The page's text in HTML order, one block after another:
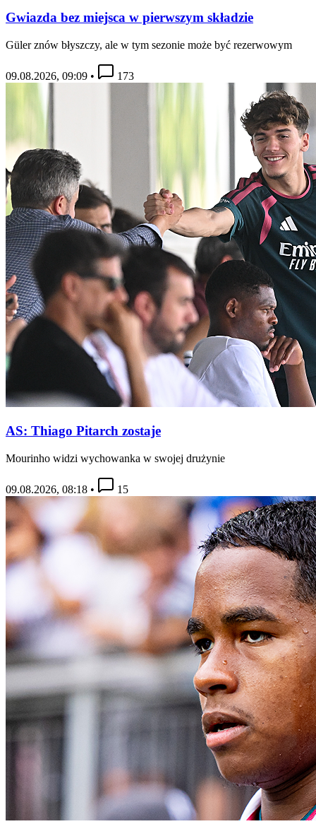
Gwiazda bez miejsca w pierwszym składzie
Güler znów błyszczy, ale w tym sezonie może być rezerwowym
09.08.2026, 09:09 • 173
AS: Thiago Pitarch zostaje
Mourinho widzi wychowanka w swojej drużynie
09.08.2026, 08:18 • 15